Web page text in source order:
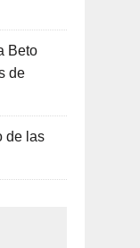
Beto
de
de las